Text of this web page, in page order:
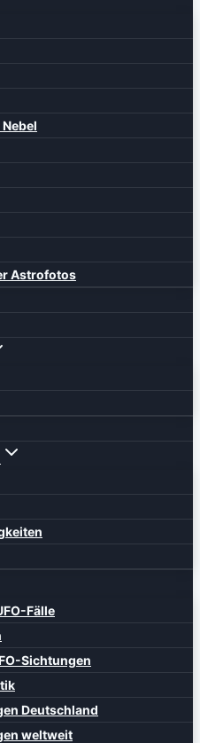
Astrofotos
Fälle
Sichtungen
Deutschland
weltweit